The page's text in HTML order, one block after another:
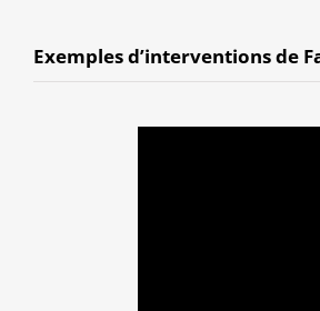
Exemples d’interventions de